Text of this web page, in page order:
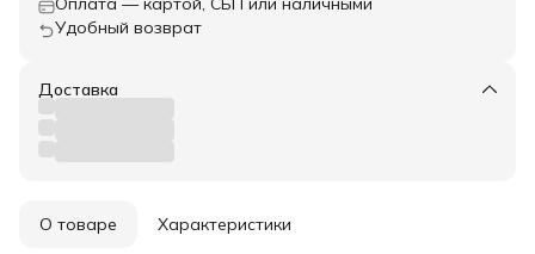
Удобный возврат
Доставка
О товаре Характеристики